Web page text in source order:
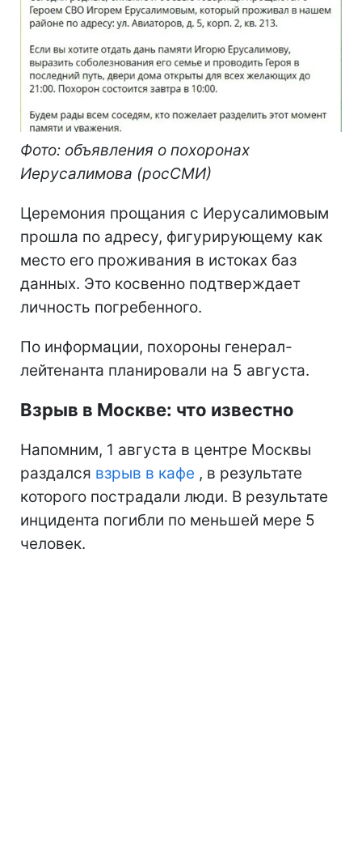
Фото: объявления о похоронах
Иерусалимова (росСМИ)
Церемония прощания с Иерусалимовым
прошла по адресу, фигурирующему как
место его проживания в истоках баз
данных. Это косвенно подтверждает
личность погребенного.
По информации, похороны генерал-
лейтенанта планировали на 5 августа.
Взрыв в Москве: что известно
Напомним, 1 августа в центре Москвы
раздался взрыв в кафе , в результате
которого пострадали люди. В результате
инцидента погибли по меньшей мере 5
человек.